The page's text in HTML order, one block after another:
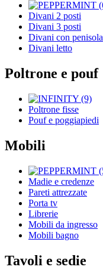
Divani 2 posti
Divani 3 posti
Divani con penisola
Divani letto
Poltrone e pouf
Poltrone fisse
Pouf e poggiapiedi
Mobili
Madie e credenze
Pareti attrezzate
Porta tv
Librerie
Mobili da ingresso
Mobili bagno
Tavoli e sedie